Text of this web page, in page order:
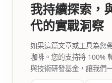
我持續探索，
代的實戰洞察
如果這篇文章或工具為您
咖啡。您的支持將 100%
與技術研發基金，讓我們